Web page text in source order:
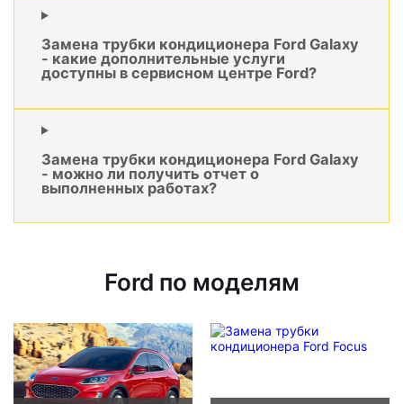
Замена трубки кондиционера Ford Galaxy
- какие дополнительные услуги
доступны в сервисном центре Ford?
Замена трубки кондиционера Ford Galaxy
- можно ли получить отчет о
выполненных работах?
Ford по моделям